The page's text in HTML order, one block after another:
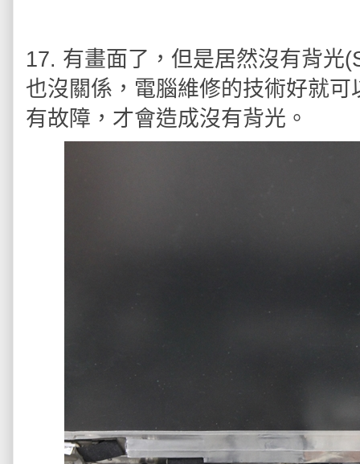
17. 有畫面了，但是居然沒有背光
也沒關係，電腦維修的技術好就
有故障，才會造成沒有背光。